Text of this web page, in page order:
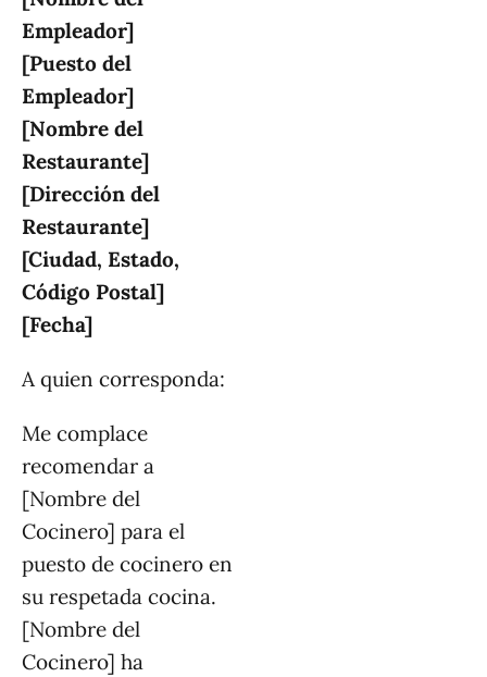
Empleador]
[Puesto del
Empleador]
[Nombre del
Restaurante]
[Dirección del
Restaurante]
[Ciudad, Estado,
Código Postal]
[Fecha]
A quien corresponda:
Me complace
recomendar a
[Nombre del
Cocinero] para el
puesto de cocinero en
su respetada cocina.
[Nombre del
Cocinero] ha